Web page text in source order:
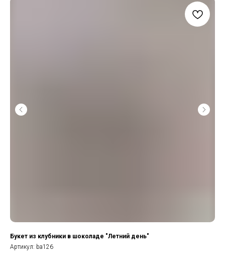
Букет из клубники в шоколаде "Летний день"
Артикул: ba126